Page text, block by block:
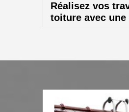
Réalisez vos
toiture avec